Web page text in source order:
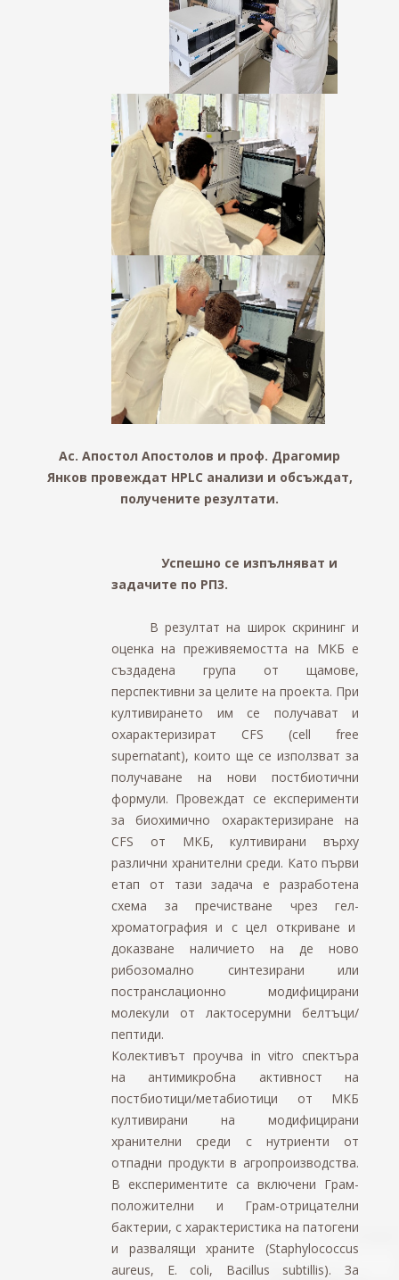
Ас. Апостол Апостолов и проф. Драгомир
Янков провеждат HPLC анализи и обсъждат,
получените резултати.
Успешно се изпълняват и
задачите по РП3.
В резултат на широк скрининг и
оценка на преживяемостта на МКБ е
създадена група от щамове,
перспективни за целите на проекта. При
култивирането им се получават и
охарактеризират CFS (cell free
supernatant), които ще се използват за
получаване на нови постбиотични
формули. Провеждат се експерименти
за биохимично охарактеризиране на
CFS от МКБ, култивирани върху
различни хранителни среди. Като първи
етап от тази задача е разработена
схема за пречистване чрез гел-
хроматография и с цел откриване и
доказване наличието на де ново
рибозомално синтезирани или
постранслационно модифицирани
молекули от лактосерумни белтъци/
пептиди.
Колективът проучва in vitro спектъра
на антимикробна активност на
постбиотици/метабиотици от МКБ
култивирани на модифицирани
хранителни среди с нутриенти от
отпадни продукти в агропроизводства.
В експериментите са включени Грам-
положителни и Грам-отрицателни
бактерии, с характеристика на патогени
и развалящи храните (Staphylococcus
aureus, E. coli, Bacillus subtillis). За